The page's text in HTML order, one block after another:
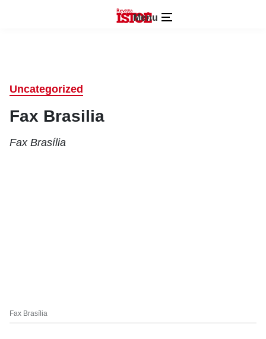
Menu
Uncategorized
Fax Brasilia
Fax Brasília
Fax Brasília